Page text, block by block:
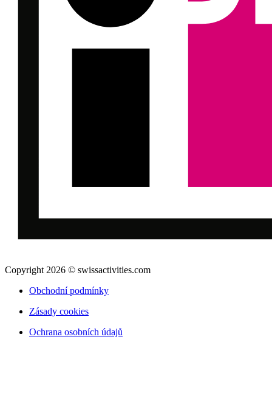
Copyright 2026 © swissactivities.com
Obchodní podmínky
Zásady cookies
Ochrana osobních údajů